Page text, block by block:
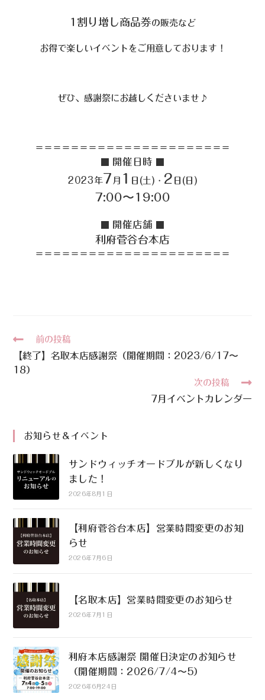
1割り増し商品券の販売など
お得で楽しいイベントをご用意しております！
ぜひ、感謝祭にお越しくださいませ♪
＝＝＝＝＝＝＝＝＝＝＝＝＝＝＝＝＝＝＝＝＝＝
開催日時
2023年7 月 1 日(土)・ 2 日(日)
7:00〜19:00
開催店舗
利府菅谷台本店
＝＝＝＝＝＝＝＝＝＝＝＝＝＝＝＝＝＝＝＝＝＝
前の投稿
【終了】名取本店感謝祭（開催期間：2023/6/17〜
18）
次の投稿
7月イベントカレンダー
お知らせ＆イベント
サンドウィッチオードブルが新しくなり
ました！
2026年8月1日
【利府菅谷台本店】営業時間変更のお知
らせ
2026年7月6日
【名取本店】営業時間変更のお知らせ
2026年7月1日
利府本店感謝祭 開催日決定のお知らせ
（開催期間：2026/7/4〜5）
2026年6月24日